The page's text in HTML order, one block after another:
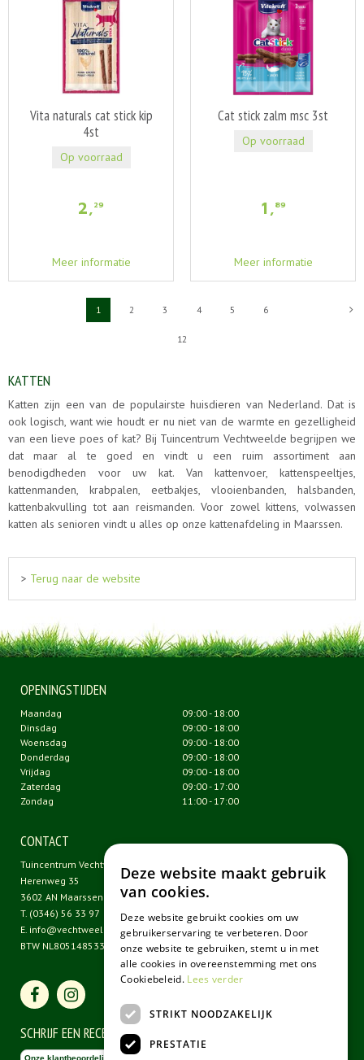
Vita naturals cat stick kip
4st
2,29
Meer informatie
Op voorraad
Cat stick zalm msc 3st
1 ,89
Meer informatie
Op voorraad
1 2 3 4 5 6
12
KATTEN
Katten zijn een van de populairste huisdieren van Nederland. Dat is
ook logisch, want wie houdt er nu niet van de warmte en gezelligheid
van een lieve poes of kat? Bij Tuincentrum Vechtweelde begrijpen we
dat maar al te goed en vindt u een ruim assortiment aan
benodigdheden voor uw kat. Van kattenvoer, kattenspeeltjes,
kattenmanden, krabpalen, eetbakjes, vlooienbanden, halsbanden,
kattenbakvulling tot aan reismanden. Voor zowel kittens, volwassen
katten als senioren vindt u alles op onze kattenafdeling in Maarssen.
> Terug naar de website
OPENINGSTIJDEN
Maandag
09:00 - 18:00
Dinsdag
09:00 - 18:00
Woensdag
09:00 - 18:00
Donderdag
09:00 - 18:00
Vrijdag
09:00 - 18:00
Zaterdag
09:00 - 17:00
Zondag
11:00 - 17:00
CONTACT
Tuincentrum Vechtweelde
Herenweg 35
3602 AN Maarssen
T. (0346) 56 33 97
E. info@vechtweelde.nl
BTW NL805148533B01
SCHRIJF EEN RECENSIE
Deze website maakt gebruik
van cookies.
Deze website gebruikt cookies om uw
gebruikerservaring te verbeteren. Door
onze website te gebruiken, stemt u in met
alle cookies in overeenstemming met ons
Cookiebeleid. Lees verder
STRIKT NOODZAKELIJK
PRESTATIE